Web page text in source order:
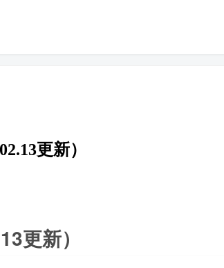
更新）
更新）